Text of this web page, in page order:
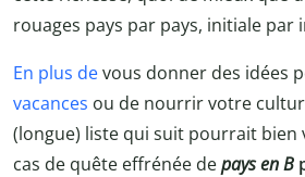
rouages pays par pays, initiale par
En plus devous donner des idées
vacances ou de nourrir votre
(longue) liste qui suit pourrait bien
cas de quête effrénée depays en B